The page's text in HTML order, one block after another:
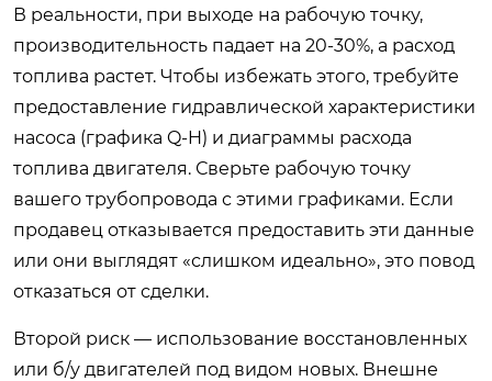
В реальности, при выходе на рабочую точку,
производительность падает на 20-30%, а расход
топлива растет. Чтобы избежать этого, требуйте
предоставление гидравлической характеристики
насоса (графика Q-H) и диаграммы расхода
топлива двигателя. Сверьте рабочую точку
вашего трубопровода с этими графиками. Если
продавец отказывается предоставить эти данные
или они выглядят «слишком идеально», это повод
отказаться от сделки.
Второй риск — использование восстановленных
или б/у двигателей под видом новых. Внешне